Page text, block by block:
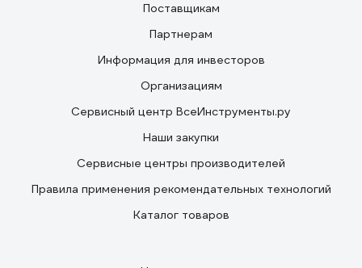
Поставщикам
Партнерам
Информация для инвесторов
Организациям
Сервисный центр ВсеИнструменты.ру
Наши закупки
Сервисные центры производителей
Правила применения рекомендательных технологий
Каталог товаров